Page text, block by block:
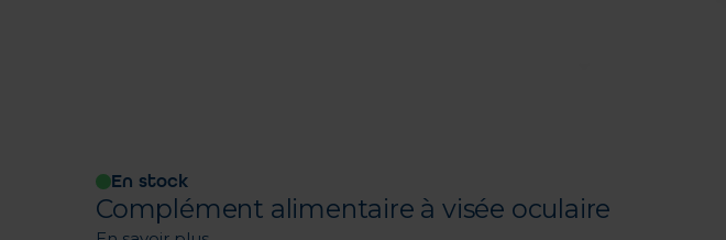
En stock
Complément alimentaire à visée oculaire